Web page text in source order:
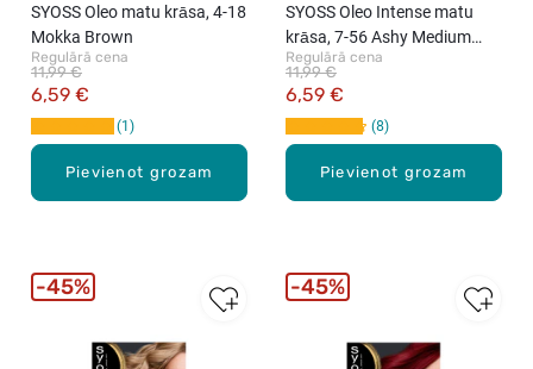
Pievienot grozam
SYOSS Oleo matu krāsa, 4-18
Mokka Brown
Regulārā cena
6,59 €
11,99 €
1
Pievienot grozam
SYOSS Oleo Intense matu
krāsa, 7-56 Ashy Medium
Blond
Regulārā cena
6,59 €
11,99 €
8
45% 45%